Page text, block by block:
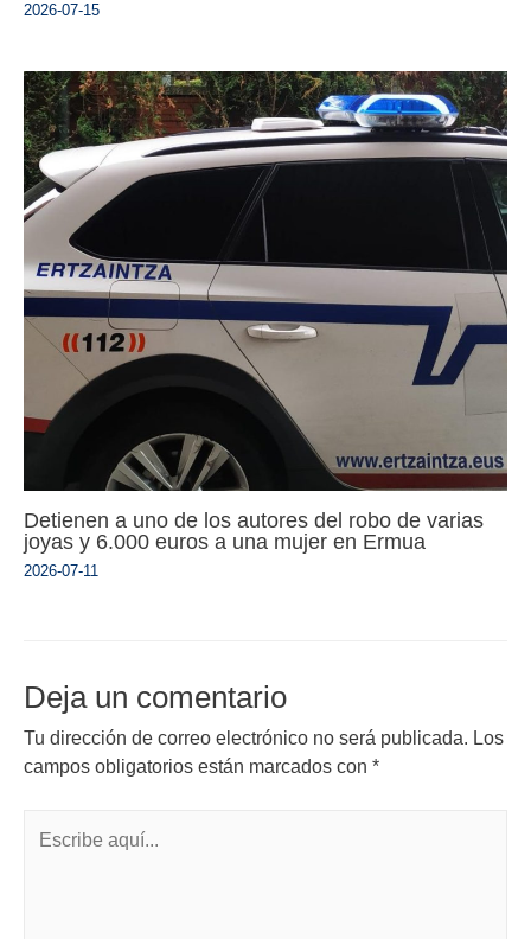
2026-07-15
Detienen a uno de los autores del robo de varias
joyas y 6.000 euros a una mujer en Ermua
2026-07-11
Deja un comentario
Tu dirección de correo electrónico no será publicada. Los
campos obligatorios están marcados con *